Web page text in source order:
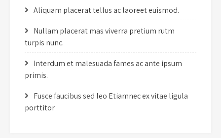
Aliquam placerat tellus ac laoreet euismod.
Nullam placerat mas viverra pretium rutm
turpis nunc.
Interdum et malesuada fames ac ante ipsum
primis.
Fusce faucibus sed leo Etiamnec ex vitae ligula
porttitor